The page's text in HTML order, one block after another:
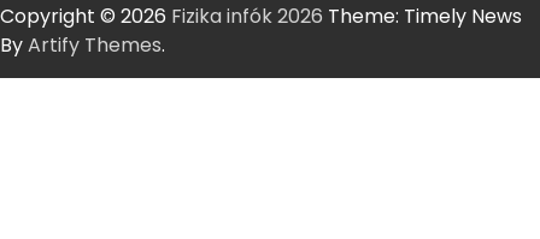
Copyright © 2026 Fizika infók 2026 Theme: Timely News
ByArtify Themes.